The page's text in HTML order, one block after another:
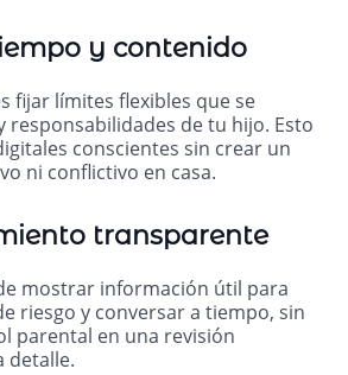
y contenido
fijar límites flexibles que se
responsabilidades de tu hijo. Esto
conscientes sin crear un
ni conflictivo en casa.
transparente
mostrar información útil para
riesgo y conversar a tiempo, sin
parental en una revisión
detalle.